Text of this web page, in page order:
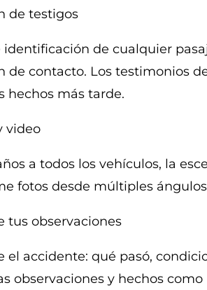
de testigos
identificación de cualquier
de contacto. Los testimonios
hechos más tarde.
video
a todos los vehículos, la
fotos desde múltiples
tus observaciones
el accidente: qué pasó,
observaciones y hechos